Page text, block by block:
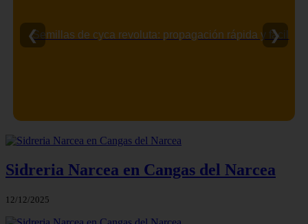
Semillas de cyca revoluta: propagación rápida y fácil
❮ ❯
Sidreria Narcea en Cangas del Narcea
12/12/2025